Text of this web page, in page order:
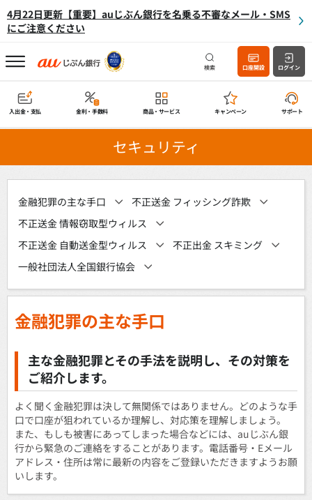
4月22日更新【重要】auじぶん銀行を名乗る不審なメール・SMS
にご注意ください
検索 口座開設 ログイン
入出金・支払 金利・手数料 商品・サービス キャンペーン サポート
セキュリティ
金融犯罪の主な手口
不正送金 フィッシング詐欺
不正送金 情報窃取型ウィルス
不正送金 自動送金型ウィルス
不正出金 スキミング
一般社団法人全国銀行協会
金融犯罪の主な手口
主な金融犯罪とその手法を説明し、その対策を
ご紹介します。
よく聞く金融犯罪は決して無関係ではありません。どのような手
口で口座が狙われているか理解し、対応策を理解しましょう。
また、もしも被害にあってしまった場合などには、auじぶん銀
行から緊急のご連絡をすることがあります。電話番号・Eメール
アドレス・住所は常に最新の内容をご登録いただきますようお願
いします。